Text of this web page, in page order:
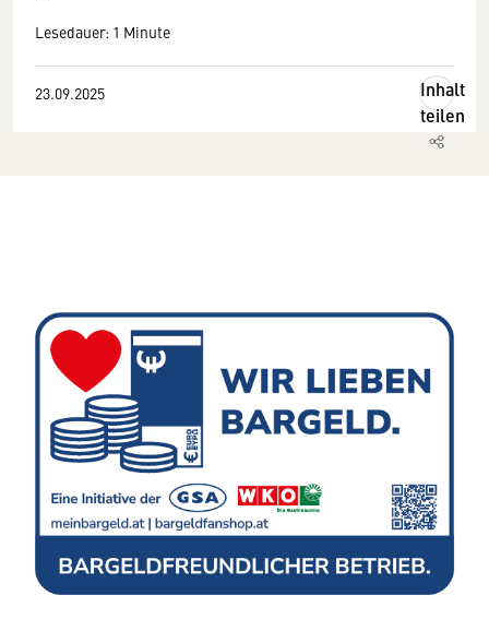
Lesedauer: 1 Minute
23.09.2025
Inhalt
teilen